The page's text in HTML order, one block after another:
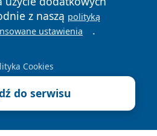
z naszą polityką
ustawienia .
Cookies
do serwisu
Polityka
Cookies